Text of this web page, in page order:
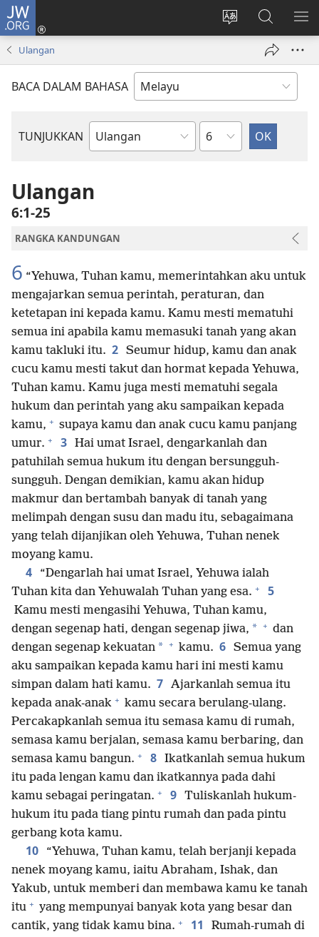
JW.ORG
Tukar
bahasa
web
Log
Masuk
baharu)
Cari
JW.ORG
Ulangan
BACA DALAM BAHASA
TUNJUKKAN
Buku
Bab
Ulangan
6:1-25
RANGKA KANDUNGAN
6 “Yehuwa, Tuhan kamu, memerintahkan aku untuk
mengajarkan semua perintah, peraturan, dan
ketetapan ini kepada kamu. Kamu mesti mematuhi
semua ini apabila kamu memasuki tanah yang akan
kamu takluki itu. 2 Seumur hidup, kamu dan anak
cucu kamu mesti takut dan hormat kepada Yehuwa,
Tuhan kamu. Kamu juga mesti mematuhi segala
hukum dan perintah yang aku sampaikan kepada
kamu, + supaya kamu dan anak cucu kamu panjang
umur. + 3 Hai umat Israel, dengarkanlah dan
patuhilah semua hukum itu dengan bersungguh-
sungguh. Dengan demikian, kamu akan hidup
makmur dan bertambah banyak di tanah yang
melimpah dengan susu dan madu itu, sebagaimana
yang telah dijanjikan oleh Yehuwa, Tuhan nenek
moyang kamu.
4
“Dengarlah hai umat Israel, Yehuwa ialah
Tuhan kita dan Yehuwalah Tuhan yang esa. + 5
Kamu mesti mengasihi Yehuwa, Tuhan kamu,
dengan segenap hati, dengan segenap jiwa, * + dan
dengan segenap kekuatan * + kamu. 6 Semua yang
aku sampaikan kepada kamu hari ini mesti kamu
simpan dalam hati kamu. 7 Ajarkanlah semua itu
kepada anak-anak + kamu secara berulang-ulang.
Percakapkanlah semua itu semasa kamu di rumah,
semasa kamu berjalan, semasa kamu berbaring, dan
semasa kamu bangun. + 8 Ikatkanlah semua hukum
itu pada lengan kamu dan ikatkannya pada dahi
kamu sebagai peringatan. + 9 Tuliskanlah hukum-
hukum itu pada tiang pintu rumah dan pada pintu
gerbang kota kamu.
10
“Yehuwa, Tuhan kamu, telah berjanji kepada
nenek moyang kamu, iaitu Abraham, Ishak, dan
Yakub, untuk memberi dan membawa kamu ke tanah
itu + yang mempunyai banyak kota yang besar dan
cantik, yang tidak kamu bina. + 11
Rumah-rumah di